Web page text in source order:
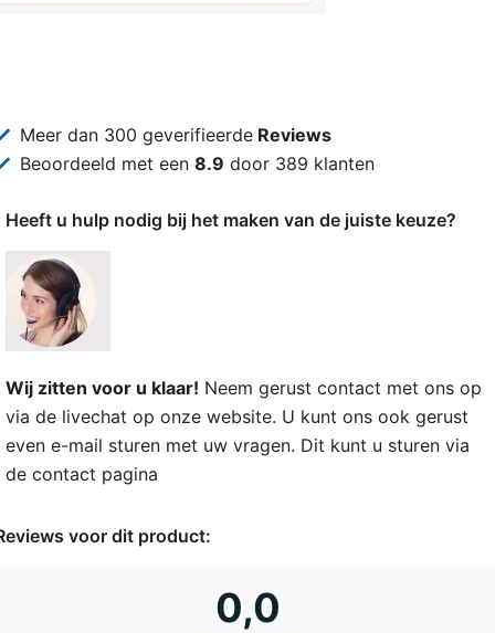
Meer dan 300 geverifieerdeReviews
Beoordeeld met een 8.9 door 389 klanten
Heeft u hulp nodig bij het maken van de juiste keuze?
Wij zitten voor u klaar! Neem gerust contact met ons op
via de livechat op onze website. U kunt ons ook gerust
even e-mail sturen met uw vragen. Dit kunt u sturen via
de contact pagina
voor dit product:
0,0